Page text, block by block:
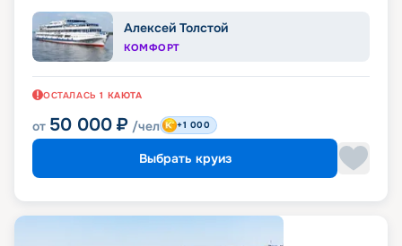
Алексей Толстой
КОМФОРТ
ОСТАЛАСЬ 1 КАЮТА
от 50 000 ₽ /чел +1 000
Выбрать круиз